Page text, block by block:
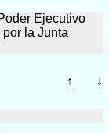
Ejecutivo
la Junta
↑ ↓